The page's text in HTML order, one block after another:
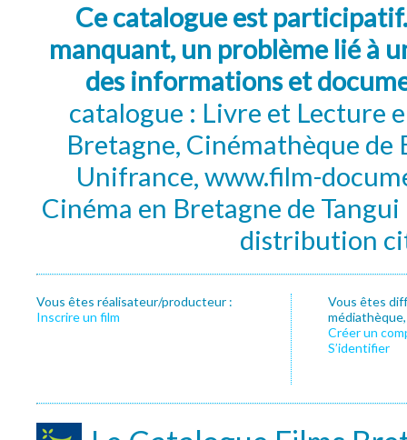
Ce catalogue est
manquant, un problème lié à
des informations et
catalogue : Livre et Lecture
Bretagne, Cinémathèque de
Unifrance, www.film-
Cinéma en Bretagne de
distribution
Vous êtes réalisateur/producteur :
Inscrire un film
Vous êtes
Créer un
S’identifier